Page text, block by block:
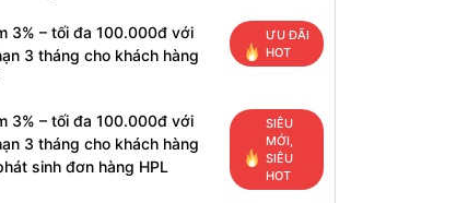
3% – tối đa 100.000đ với
3 tháng cho khách hàng
ƯU ĐÃI
HOT
3% – tối đa 100.000đ với
3 tháng cho khách hàng
sinh đơn hàng HPL
SIÊU
MỚI,
SIÊU
HOT